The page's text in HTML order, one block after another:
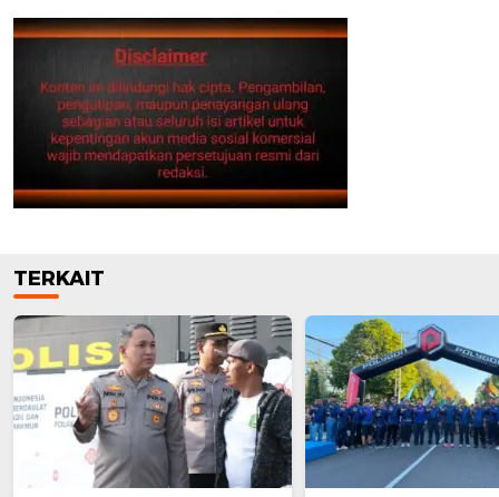
TERKAIT